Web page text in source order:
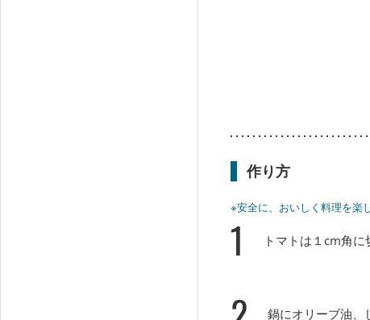
作り方
※安全に、おいしく料理を楽
1 トマトは１cm角に
鍋にオリーブ油、